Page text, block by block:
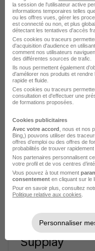
Intérim 31
recrutement
Recrutement -
RHDécouvrir
Supplay
la session de l'utilisateur active
informations temporaires telles
ou les offres vues, gérer les
est connecté ou non, et plus
détectant les tentatives d'accès
Ces cookies ou traceurs
d'acquisition d'audience en
comment nos utilisateurs
des différentes sources de trafic.
Ils nous permettent également
d'améliorer nos produits et
rapide et fluide.
Ces cookies ou traceurs
consultation et d'effectuer une
de formations proposées.
Cookies publicitaires
Avec votre accord , nous et nos
Bing,) pouvons utiliser des
offres d’emploi ou des offres de
probabilités de trouver
Nos partenaires personnalisent
votre profil et de vos centres
Vous pouvez à tout moment
consentement en cliquant sur le
Pour en savoir plus, consultez
Politique relative aux cookies
Personnaliser